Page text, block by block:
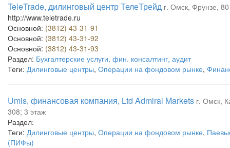
TeleTrade, дилинговый центр ТелеТрейд г. Омск, Фрунзе,
http://www.teletrade.ru
Основной: (3812) 43-31-91
Основной: (3812) 43-31-92
Основной: (3812) 43-31-93
Раздел: Бухгалтерские услуги, фин. консалтинг, аудит
Теги: Дилинговые центры, Операции на фондовом рынке,
Umis, финансовая компания, Ltd Admiral Markets г. Омск,
308; 3 этаж
Раздел:
Теги: Дилинговые центры, Операции на фондовом рынке,
(ПИФы)